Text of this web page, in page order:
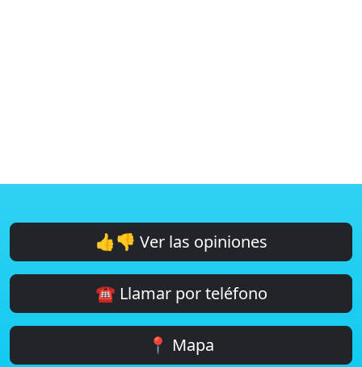
👍👎 Ver las opiniones
☎️ Llamar por teléfono
📍 Mapa